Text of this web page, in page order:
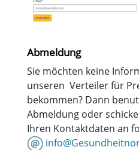
Abmeldung
Sie möchten keine
unseren Verteiler für
bekommen? Dann
Abmeldung oder
Ihren Kontaktdaten an